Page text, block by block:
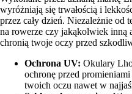
wyróżniają się trwałością i
przez cały dzień. Niezależnie
na rowerze czy jakąkolwiek inną
chronią twoje oczy przed
Ochrona UV: Okulary
ochronę przed
twoich oczu nawet w